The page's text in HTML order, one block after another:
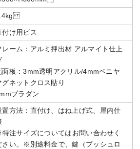
付け用ビス
レーム：アルミ押出材 アルマイト仕上
板：3mm透明アクリル/4mmベニヤ
グネットクロス貼り
プラダン
置方法：直付け、はね上げ式、屋内仕
注サイズについてはお問い合わせく
さい。※別途料金で、鍵（プッシュロ